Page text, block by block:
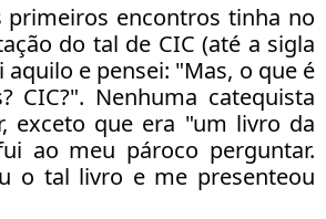
primeiros encontros tinha no
do tal de CIC (até a sigla
aquilo e pensei: "Mas, o que é
CIC?". Nenhuma catequista
exceto que era "um livro da
ao meu pároco perguntar.
o tal livro e me presenteou